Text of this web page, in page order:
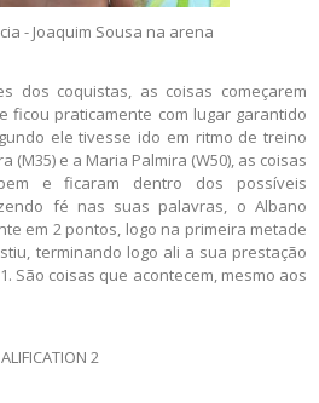
- Joaquim Sousa na arena
dos coquistas, as coisas começarem
ficou praticamente com lugar garantido
ele tivesse ido em ritmo de treino
(M35) e a Maria Palmira (W50), as coisas
e ficaram dentro dos possíveis
fé nas suas palavras, o Albano
em 2 pontos, logo na primeira metade
terminando logo ali a sua prestação
São coisas que acontecem, mesmo aos
2